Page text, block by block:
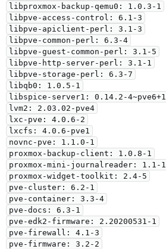
libproxmox-backup-qemu0: 1.0.3-1
libpve-access-control: 6.1-3
libpve-apiclient-perl: 3.1-3
libpve-common-perl: 6.3-4
libpve-guest-common-perl: 3.1-5
libpve-http-server-perl: 3.1-1
libpve-storage-perl: 6.3-7
libqb0: 1.0.5-1
libspice-server1: 0.14.2-4~pve6+1
lvm2: 2.03.02-pve4
lxc-pve: 4.0.6-2
lxcfs: 4.0.6-pve1
novnc-pve: 1.1.0-1
proxmox-backup-client: 1.0.8-1
proxmox-mini-journalreader: 1.1-1
proxmox-widget-toolkit: 2.4-5
pve-cluster: 6.2-1
pve-container: 3.3-4
pve-docs: 6.3-1
pve-edk2-firmware: 2.20200531-1
pve-firewall: 4.1-3
pve-firmware: 3.2-2